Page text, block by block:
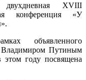
XVIII
конференция «У
объявленного
Владимиром Путиным
этом году посвящена